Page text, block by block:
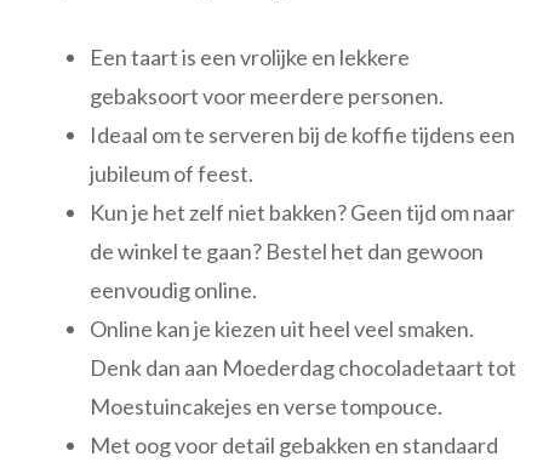
Een taart is een vrolijke en lekkere
gebaksoort voor meerdere personen.
Ideaal om te serveren bij de koffie tijdens een
jubileum of feest.
Kun je het zelf niet bakken? Geen tijd om naar
de winkel te gaan? Bestel het dan gewoon
eenvoudig online.
Online kan je kiezen uit heel veel smaken.
Denk dan aan Moederdag chocoladetaart tot
Moestuincakejes en verse tompouce.
Met oog voor detail gebakken en standaard